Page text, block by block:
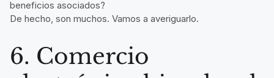
beneficios asociados?
De hecho, son muchos. Vamos a averiguarlo.
6. Comercio